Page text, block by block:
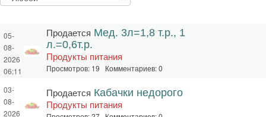
05-
08-
2026
06:11
Продается Мед. 3л=1,8 т.р., 1
л.=0,6т.р.
Продукты питания
Просмотров: 19 Комментариев: 0
03-
08-
2026
Продается Кабачки недорого
Продукты питания